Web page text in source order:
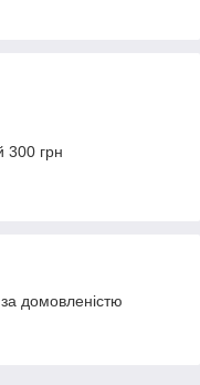
300 грн
домовленістю